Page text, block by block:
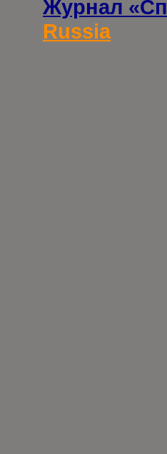
Журнал
Russia